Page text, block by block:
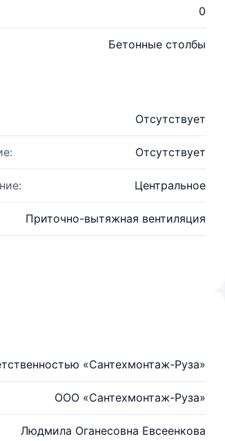
0
Бетонные столбы
Отсутствует
Отсутствует
Центральное
Приточно-вытяжная вентиляция
«Сантехмонтаж-Руза»
ООО «Сантехмонтаж-Руза»
Людмила Оганесовна Евсеенкова